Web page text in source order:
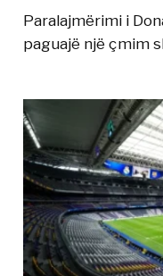
Paralajmërimi i
paguajë një çmim